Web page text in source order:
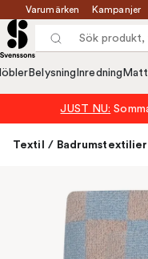
Varumärken Kampanjer
Belysning Inredning
JUST NU:
Textil / Badrumstextilier